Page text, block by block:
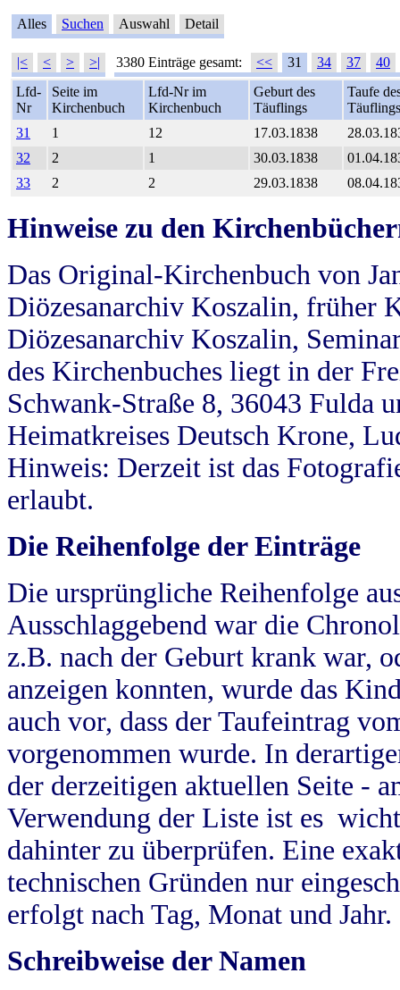
Alles Suchen Auswahl Detail
|< < > >| 3380 Einträge gesamt: << 31 34 37
40
Lfd-
Nr
Seite im
Kirchenbuch
Lfd-Nr im
Kirchenbuch
Geburt des
Täuflings
Taufe
Täuflings
31
1 12 17.03.1838
32
2 1 30.03.1838
33
2 2 29.03.1838
Hinweise zu den
Das Original-Kirchenbuch von
Diözesanarchiv Koszalin, früher
Diözesanarchiv Koszalin,
des Kirchenbuches liegt in der
Schwank-Straße 8, 36043 Fulda
Heimatkreises Deutsch Krone,
Hinweis: Derzeit ist das
erlaubt.
Die Reihenfolge der Einträge
Die ursprüngliche Reihenfolge
Ausschlaggebend war die
z.B. nach der Geburt krank war,
anzeigen konnten, wurde das
auch vor, dass der Taufeintrag
vorgenommen wurde. In
der derzeitigen aktuellen Seite -
Verwendung der Liste ist es
dahinter zu überprüfen. Eine
technischen Gründen nur
erfolgt nach Tag, Monat und Jahr.
Schreibweise der Namen